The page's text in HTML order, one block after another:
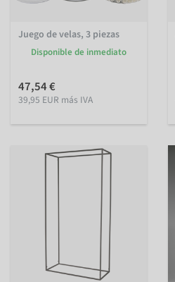
Juego de velas, 3 piezas
Disponible de inmediato
47,54 €
39,95 EUR más IVA